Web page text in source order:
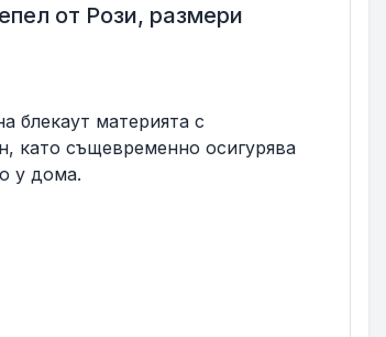
от Рози, размери
блекаут материята с
като същевременно осигурява
у дома.